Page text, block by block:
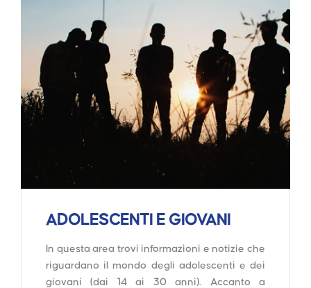
ADOLESCENTI E GIOVANI
In questa area trovi informazioni e notizie che
riguardano il mondo degli adolescenti e dei
giovani (dai 14 ai 30 anni). Accanto a